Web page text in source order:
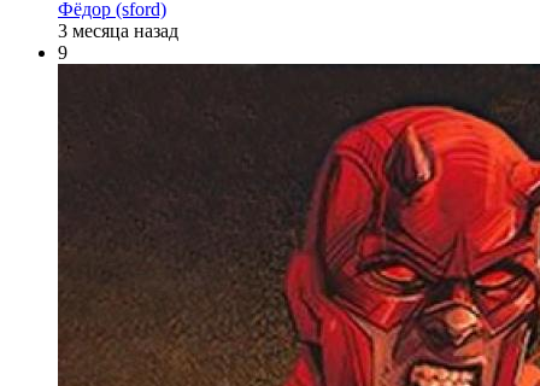
Фёдор (sford)
3 месяца назад
9